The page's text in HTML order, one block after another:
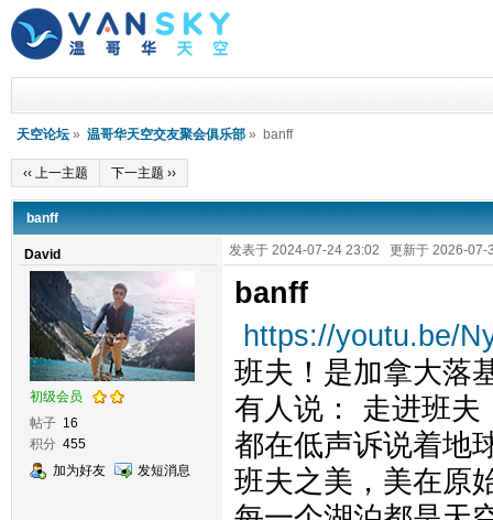
天空论坛 » 温哥华天空交友聚会俱乐部 » banff
‹‹ 上一主题 下一主题 ››
banff
David
初级会员
帖子 16
积分 455
加为好友
发短消息
发表于 2024-07-24 23:02 更新于 2026-
banff
https://youtu.be/
班夫！是加拿大落
有人说： 走进班夫
都在低声诉说着地
班夫之美，美在原